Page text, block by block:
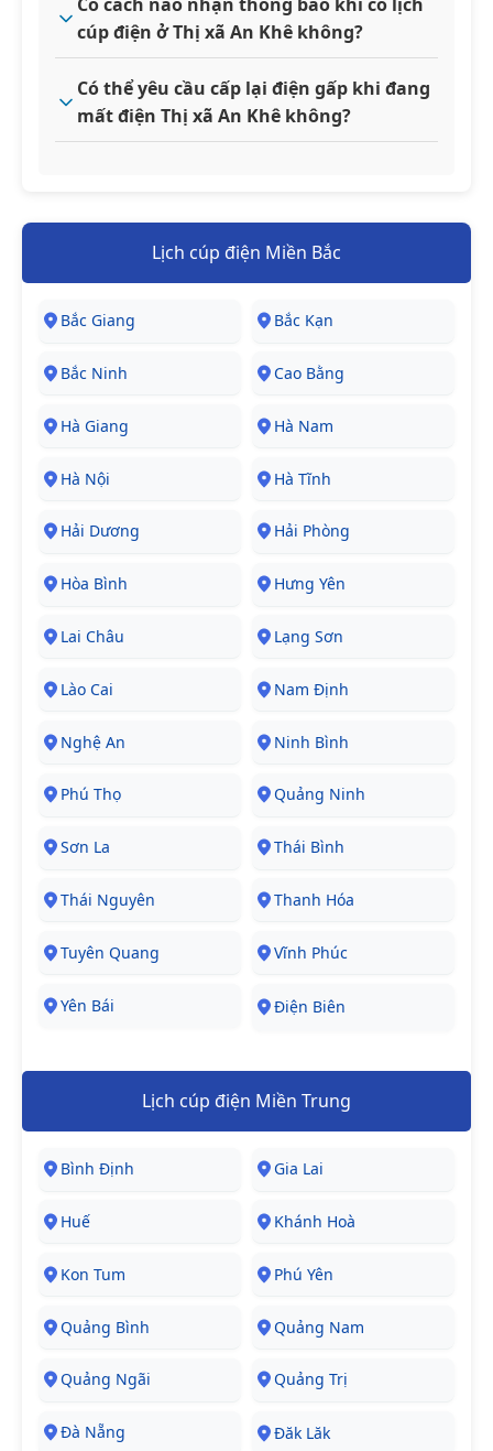
cúp điện ở Thị xã An Khê không?
Có thể yêu cầu cấp lại điện gấp khi đang
mất điện Thị xã An Khê không?
Lịch cúp điện Miền Bắc
Bắc Giang Bắc Kạn
Bắc Ninh Cao Bằng
Hà Giang Hà Nam
Hà Nội Hà Tĩnh
Hải Dương Hải Phòng
Hòa Bình Hưng Yên
Lai Châu Lạng Sơn
Lào Cai Nam Định
Nghệ An Ninh Bình
Phú Thọ Quảng Ninh
Sơn La Thái Bình
Thái Nguyên Thanh Hóa
Tuyên Quang Vĩnh Phúc
Yên Bái Điện Biên
Lịch cúp điện Miền Trung
Bình Định Gia Lai
Huế Khánh Hoà
Kon Tum Phú Yên
Quảng Bình Quảng Nam
Quảng Ngãi Quảng Trị
Đà Nẵng Đăk Lăk